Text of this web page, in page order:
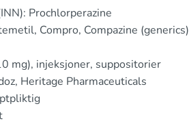
Prochlorperazine
Compro, Compazine (generics)
mg), injeksjoner, suppositorier
Heritage Pharmaceuticals